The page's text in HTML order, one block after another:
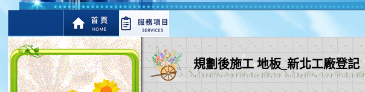
規劃後施工 地板_新北工廠登記